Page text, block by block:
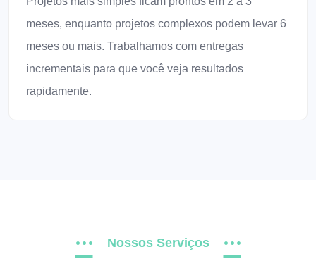
meses, enquanto projetos complexos podem levar 6
meses ou mais. Trabalhamos com entregas
incrementais para que você veja resultados
rapidamente.
Nossos Serviços